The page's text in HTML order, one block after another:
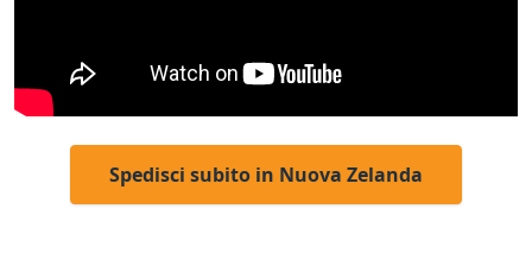
Spedisci subito in Nuova Zelanda